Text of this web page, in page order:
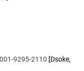
9295-2110 [Dsoke,